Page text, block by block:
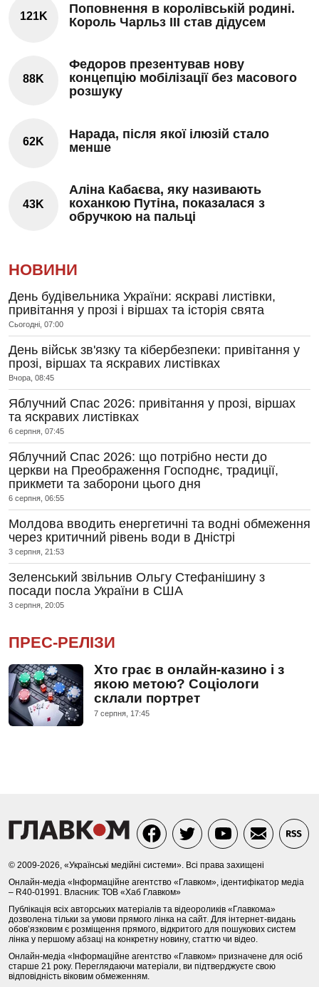
121K
Поповнення в королівській родині.
Король Чарльз III став дідусем
88K
Федоров презентував нову
концепцію мобілізації без масового
розшуку
62K
Нарада, після якої ілюзій стало
менше
43K
Аліна Кабаєва, яку називають
коханкою Путіна, показалася з
обручкою на пальці
НОВИНИ
День будівельника України: яскраві листівки,
привітання у прозі і віршах та історія свята
Сьогодні, 07:00
День військ зв'язку та кібербезпеки: привітання у
прозі, віршах та яскравих листівках
Вчора, 08:45
Яблучний Спас 2026: привітання у прозі, віршах
та яскравих листівках
6 серпня, 07:45
Яблучний Спас 2026: що потрібно нести до
церкви на Преображення Господнє, традиції,
прикмети та заборони цього дня
6 серпня, 06:55
Молдова вводить енергетичні та водні обмеження
через критичний рівень води в Дністрі
3 серпня, 21:53
Зеленський звільнив Ольгу Стефанішину з
посади посла України в США
3 серпня, 20:05
ПРЕС-РЕЛІЗИ
Хто грає в онлайн-казино і з
якою метою? Соціологи
склали портрет
7 серпня, 17:45
© 2009-2026, «Українські медійні системи». Всі права захищені
Онлайн-медіа «Інформаційне агентство «Главком», ідентифікатор медіа
– R40-01991. Власник: ТОВ «Хаб Главком»
Публікація всіх авторських матеріалів та відеороликів «Главкома»
дозволена тільки за умови прямого лінка на сайт. Для інтернет-видань
обов’язковим є розміщення прямого, відкритого для пошукових систем
лінка у першому абзаці на конкретну новину, статтю чи відео.
Онлайн-медіа «Інформаційне агентство «Главком» призначене для осіб
старше 21 року. Переглядаючи матеріали, ви підтверджуєте свою
відповідність віковим обмеженням.